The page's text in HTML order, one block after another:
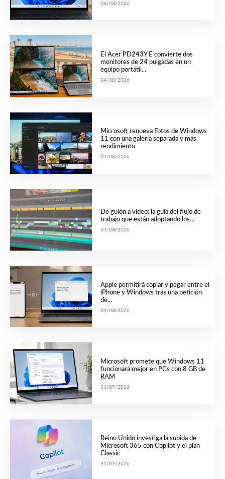
06/08/2026
El Acer PD243Y E convierte dos
monitores de 24 pulgadas en un
equipo portátil...
04/08/2026
Microsoft renueva Fotos de Windows
11 con una galería separada y más
rendimiento
04/08/2026
De guión a vídeo: la guía del flujo de
trabajo que están adoptando los...
04/08/2026
Apple permitirá copiar y pegar entre el
iPhone y Windows tras una petición
de...
04/08/2026
Microsoft promete que Windows 11
funcionará mejor en PCs con 8 GB de
RAM
31/07/2026
Reino Unido investiga la subida de
Microsoft 365 con Copilot y el plan
Classic
31/07/2026